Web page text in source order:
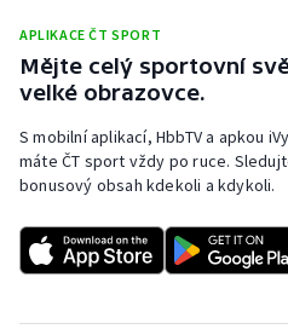
Sportovní střelba
Stolní tenis
Triatlon
Veslování
Vodní slalom
Volejbal
APLIKACE ČT SPORT
Mějte celý sportovní
velké obrazovce.
S mobilní aplikací, HbbTV a apkou
máte ČT sport vždy po ruce.
bonusový obsah kdekoli a kdykoli.